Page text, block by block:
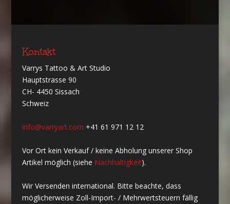
Kontakt
Varrys Tattoo & Art Studio
Hauptstrasse 90
CH- 4450 Sissach
Schweiz
info@varryart.com +41 61 971 12 12
Vor Ort kein Verkauf / keine Abholung unserer Shop
Artikel möglich (siehe Nachhaltigkeit).
Wir Versenden international. Bitte beachte, dass
möglicherweise Zoll-Import- / Mehrwertsteuern fällig